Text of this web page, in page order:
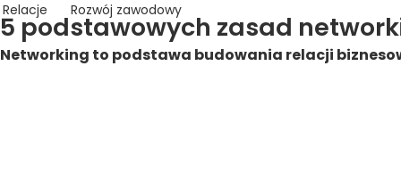
Relacje Rozwój zawodowy
5 podstawowych zasad
Networking to podstawa budowania relacji